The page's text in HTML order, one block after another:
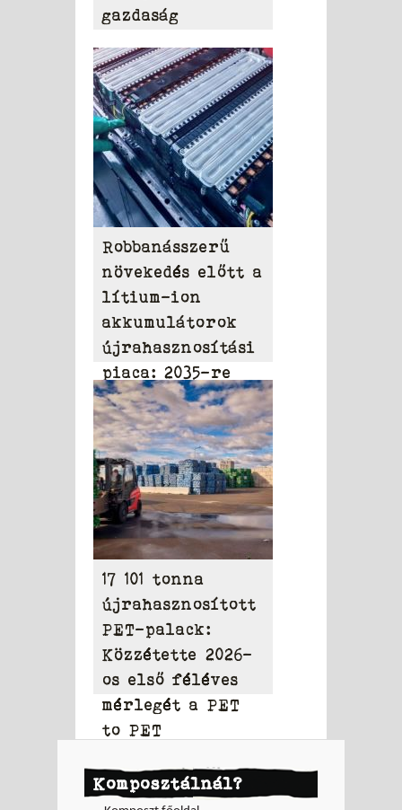
gazdaság
Robbanásszerű
növekedés előtt a
lítium-ion
akkumulátorok
újrahasznosítási
piaca: 2035-re
elérheti a 31,95
milliárd dollárt
17 101 tonna
újrahasznosított
PET-palack:
Közzétette 2026-
os első féléves
mérlegét a PET
to PET
Komposztálnál?